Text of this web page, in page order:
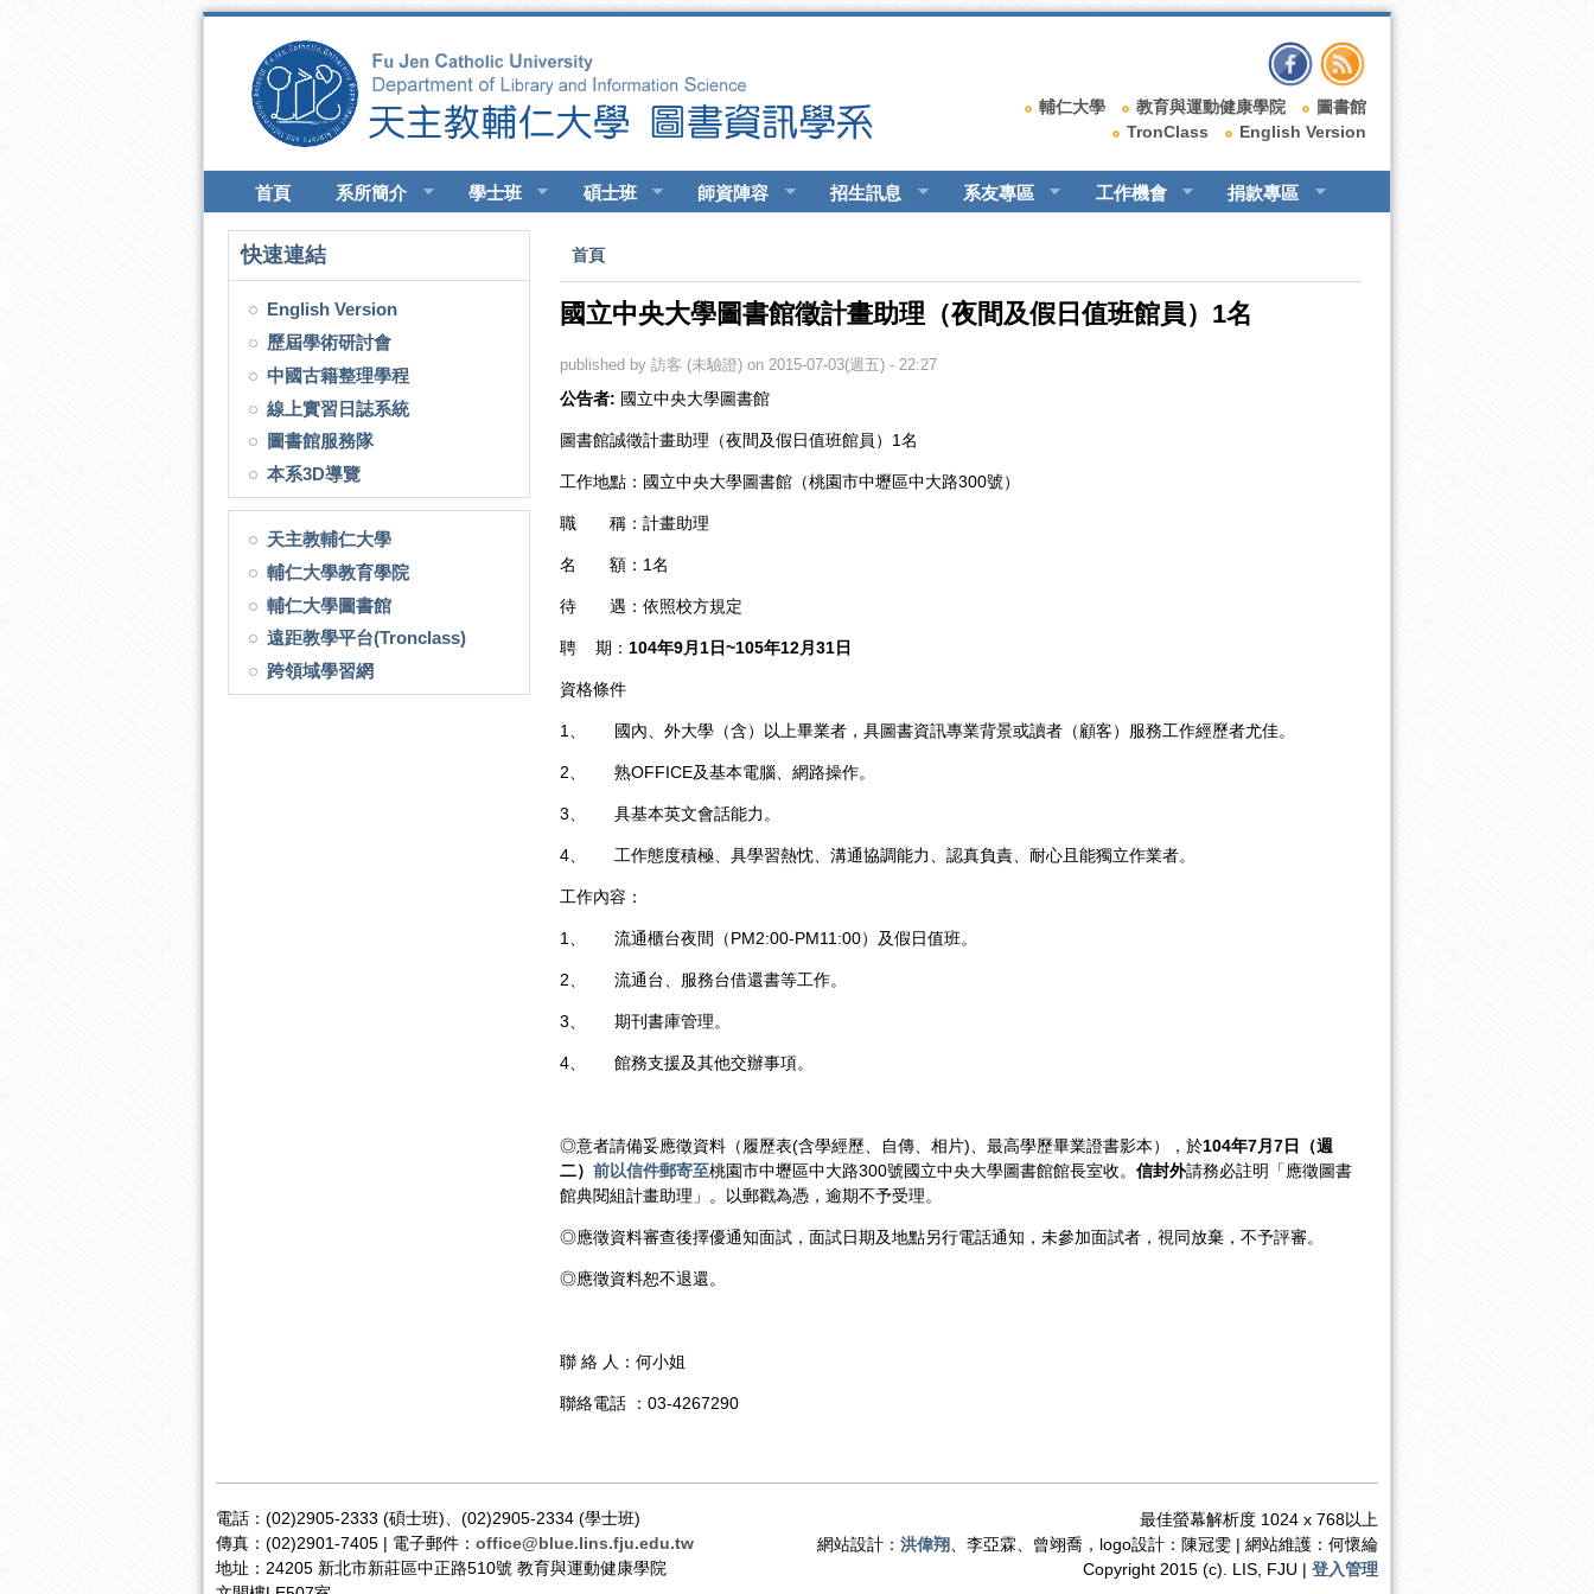
輔仁大學 教育與運動健康學院
圖書館
TronClass
English Version
首頁 系所簡介 學士班 碩士班 師資陣容 招生訊息 系友專區 工作機會 捐款專區
快速連結
English Version
歷屆學術研討會
中國古籍整理學程
線上實習日誌系統
圖書館服務隊
本系3D導覽
天主教輔仁大學
輔仁大學教育學院
輔仁大學圖書館
遠距教學平台(Tronclass)
跨領域學習網
您在這裡
首頁
國立中央大學圖書館徵計畫助理（夜間及假日值班館員）1名
published by 訪客 (未驗證)on 2015-07-03(週五) - 22:27
公告者: 國立中央大學圖書館
圖書館誠徵計畫助理（夜間及假日值班館員）1名
工作地點：國立中央大學圖書館（桃園市中壢區中大路300號）
職 稱：計畫助理
名 額：1名
待 遇：依照校方規定
聘 期： 104年9月 1日~105年12月 31日
資格條件
1、 國內、外大學（含）以上畢業者，具圖書資訊專業背景或讀者（顧客）服務工作經歷者尤佳。
2、 熟OFFICE及基本電腦、網路操作。
3、 具基本英文會話能力。
4、 工作態度積極、具學習熱忱、溝通協調能力、認真負責、耐心且能獨立作業者。
工作內容：
1、 流通櫃台夜間（PM2:00-PM11:00）及假日值班。
2、 流通台、服務台借還書等工作。
3、 期刊書庫管理。
4、 館務支援及其他交辦事項。
◎意者請備妥應徵資料（履歷表(含學經歷、自傳、相片)、最高學歷畢業證書影本），於104年7月 7日（週
二） 前以信件郵寄至桃園市中壢區中大路300號國立中央大學圖書館館長室收。 信封外請務必註明「應徵圖書
館典閱組計畫助理」。以郵戳為憑，逾期不予受理。
◎應徵資料審查後擇優通知面試，面試日期及地點另行電話通知，未參加面試者，視同放棄，不予評審。
◎應徵資料恕不退還。
聯 絡 人：何小姐
聯絡電話 ：03-4267290
電話：(02)2905-2333 (碩士班)、(02)2905-2334 (學士班)
傳真：(02)2901-7405 | 電子郵件： office@blue.lins.fju.edu.tw
地址：24205 新北市新莊區中正路510號 教育與運動健康學院
最佳螢幕解析度 1024 x 768以上
網站設計： 洪偉翔、李亞霖、曾翊喬，logo設計：陳冠雯 | 網站維護：何懷綸
Copyright 2015 (c). LIS, FJU | 登入管理